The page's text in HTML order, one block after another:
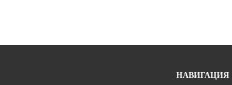
НАВИГАЦИЯ